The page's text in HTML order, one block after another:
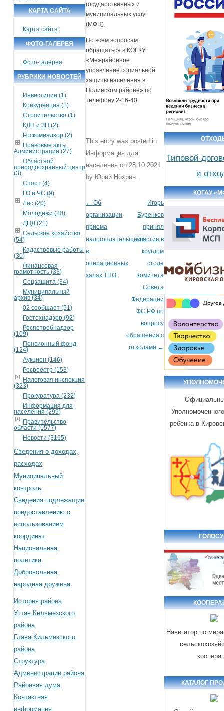
КАРТА САЙТА
Карта сайта
ФОТО-ГАЛЕРЕЯ
Фото-галерея
РУБРИКИ НОВОСТЕЙ
Инвестиции (1)
Конкуренция (1)
Строительство (1)
КДН и ЗП (2)
Роскомнадзор (2)
Правовые акты
Администрации (27)
Областной
природоохранный центр
(3)
Спорт (4)
ГО и ЧС (9)
Лес (20)
Молодёжи (20)
ДНД (21)
Сельское хозяйство
(54)
Кадастровые работы
(30)
Финансовая
грамотность (33)
Соцзащита (34)
Муниципальный
архив (34)
02 сообщает (51)
Гостехнадзор (92)
Роспотребнадзор
(109)
Пенсионный фонд
(124)
Аукцион (146)
Росреестр (153)
Налоговая инспекция
(323)
Прокуратура (232)
Информация для
населения (299)
Правительство
области (1577)
Новости (3165)
Сведения о доходах,
расходах
Муниципальный
контроль
Сведения подлежащие
предоставлению с
использованием
координат
Национальная
политика
Добровольная
народная дружина
История района
Устав Кильмезского
района
Глава Кильмезского
района
Структура
Администрации района
Районная дума
Контактная
информация
государственных и
муниципальных услуг
(МФЦ).
По всем вопросам
обращаться в КОГКУ
«Межрайонное
управление социальной
защиты населения в
Нолинском районе» по
телефону 2-16-40.
This entry was posted in
Информация для
населения on 28.10.2021
by Юрий Нохрин
Post navigation
← Об
организации
приема
налогоплательщиков
в
операционных
залах ТНО.
Игорь
Буренков
принял
участие в
круглом
столе
Комитета
Совета
Федерации
ФС РФ по
вопросу
обращения с
отходами →
Типовой
и
КОГАУ
ребенка в
Навигатор по
КАТАЛОГ